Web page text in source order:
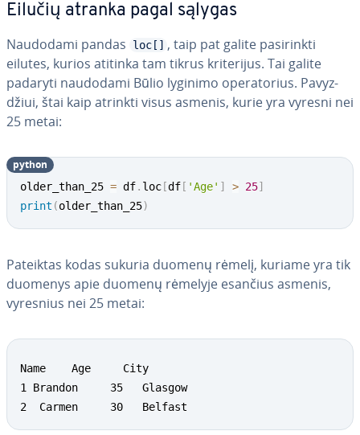
Eilučių atranka pagal sąlygas
Naudodami pandas loc[] , taip pat galite pa­si­rink­ti
eilutes, kurios atitinka tam tikrus kri­te­ri­jus. Tai galite
padaryti naudodami Būlio lyginimo ope­ra­to­rius. Pa­vyz­
džiui, štai kaip atrinkti visus asmenis, kurie yra vyresni nei
25 metai:
older_than_25 = df. loc [df [ 'Age' ] > 25]
print (older_than_25)
python
Pateiktas kodas sukuria duomenų rėmelį, kuriame yra tik
duomenys apie duomenų rėmelyje esančius asmenis,
vyresnius nei 25 metai:
Name  	Age     City
1 Brandon     35   Glasgow
2  Carmen     30   Belfast